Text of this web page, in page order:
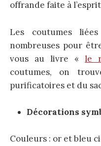
offrande faite à
Les coutumes
nombreuses pour
vous au livre « le
coutumes, on
purificatoires et du
Décorations
Couleurs : or et bleu